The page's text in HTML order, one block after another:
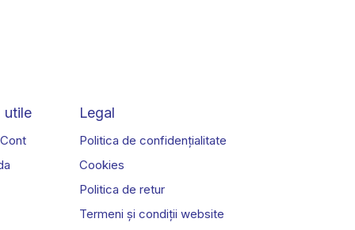
utile Legal
Politica de confidențialitate
Cookies
Politica de retur
Termeni și condiții website